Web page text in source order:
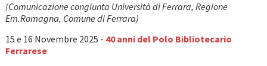
(Comunicazione congiunta Università di Ferrara, Regione
Em.Romagna, Comune di Ferrara)
15 e 16 Novembre 2025 - 40 anni del Polo Bibliotecario
Ferrarese